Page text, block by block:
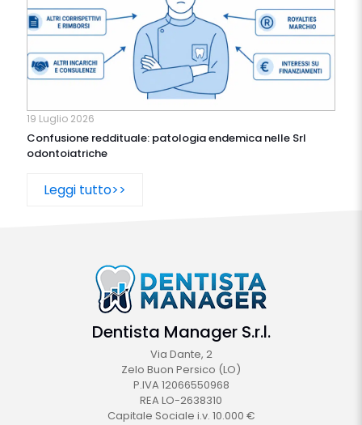
19 Luglio 2026
Confusione reddituale: patologia endemica nelle Srl
odontoiatriche
Leggi tutto>>
Dentista Manager S.r.l.
Via Dante, 2
Zelo Buon Persico (LO)
P.IVA 12066550968
REA LO-2638310
Capitale Sociale i.v. 10.000 €